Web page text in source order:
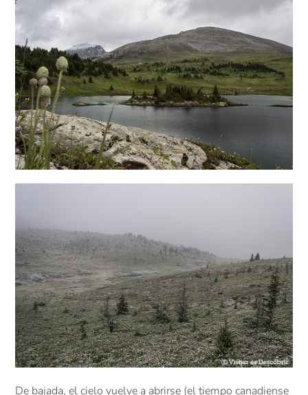
De bajada, el cielo vuelve a abrirse (el tiempo canadiense